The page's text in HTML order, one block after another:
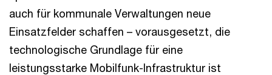
auch für kommunale Verwaltungen neue
Einsatzfelder schaffen – vorausgesetzt, die
technologische Grundlage für eine
leistungsstarke Mobilfunk-Infrastruktur ist